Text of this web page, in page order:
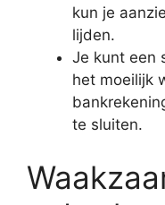
kun je
lijden.
Je kunt een
het moeilijk
te sluiten.